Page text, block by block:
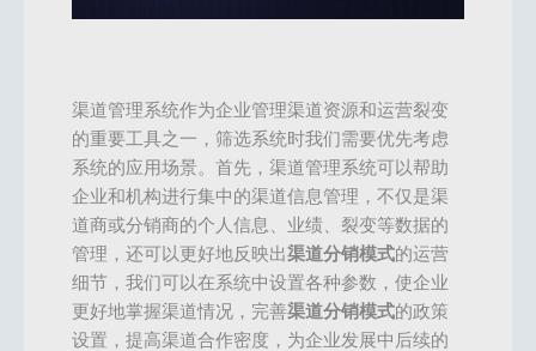
渠道管理系统作为企业管理渠道资源和运营裂变
的重要工具之一，筛选系统时我们需要优先考虑
系统的应用场景。首先，渠道管理系统可以帮助
企业和机构进行集中的渠道信息管理，不仅是渠
道商或分销商的个人信息、业绩、裂变等数据的
管理，还可以更好地反映出渠道分销模式的运营
细节，我们可以在系统中设置各种参数，使企业
更好地掌握渠道情况，完善渠道分销模式的政策
设置，提高渠道合作密度，为企业发展中后续的